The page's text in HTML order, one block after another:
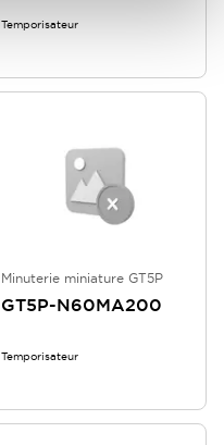
Temporisateur
Minuterie miniature GT5P
GT5P-N60MA200
Temporisateur